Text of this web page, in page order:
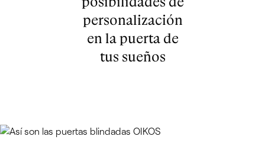
personalización
en la puerta de
tus sueños